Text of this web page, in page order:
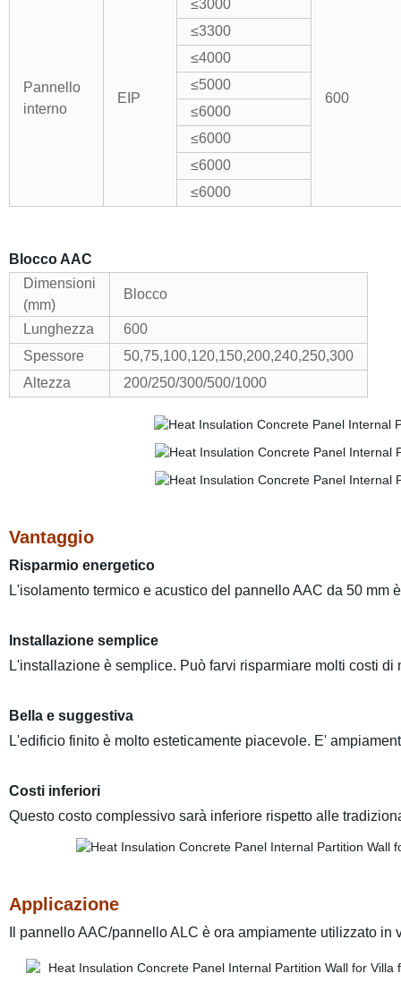
Pannello
interno
EIP
≤3000
600
≤3300
≤4000
≤5000
≤6000
≤6000
≤6000
≤6000
Blocco AAC
Dimensioni
(mm)
Blocco
Lunghezza
600
Spessore
50,75,100,120,150,200,240,250,300
Altezza
200/250/300/500/1000
Vantaggio
Risparmio energetico
L'isolamento termico e acustico del pannello AAC da 50
Installazione semplice
L'installazione è semplice. Può farvi risparmiare molti costi di
Bella e suggestiva
L'edificio finito è molto esteticamente piacevole. E'
Costi inferiori
Questo costo complessivo sarà inferiore rispetto alle
Applicazione
Il pannello AAC/pannello ALC è ora ampiamente utilizzato